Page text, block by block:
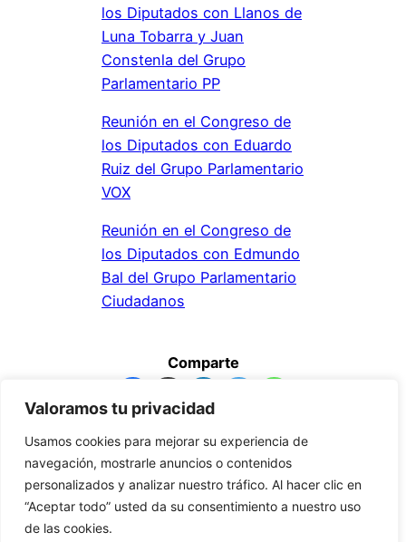
Valoramos tu privacidad
Usamos cookies para mejorar su experiencia de
navegación, mostrarle anuncios o contenidos
personalizados y analizar nuestro tráfico. Al hacer clic en
“Aceptar todo” usted da su consentimiento a nuestro uso
de las cookies.
los Diputados con Llanos de
Luna Tobarra y Juan
Constenla del Grupo
Parlamentario PP
Reunión en el Congreso de
los Diputados con Eduardo
Ruiz del Grupo Parlamentario
VOX
Reunión en el Congreso de
los Diputados con Edmundo
Bal del Grupo Parlamentario
Ciudadanos
Comparte
Aviso legal y de privacidad